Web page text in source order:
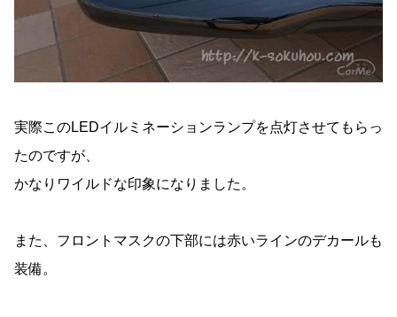
実際このLEDイルミネーションランプを点灯させてもらっ
たのですが、
かなりワイルドな印象になりました。
また、フロントマスクの下部には赤いラインのデカールも
装備。